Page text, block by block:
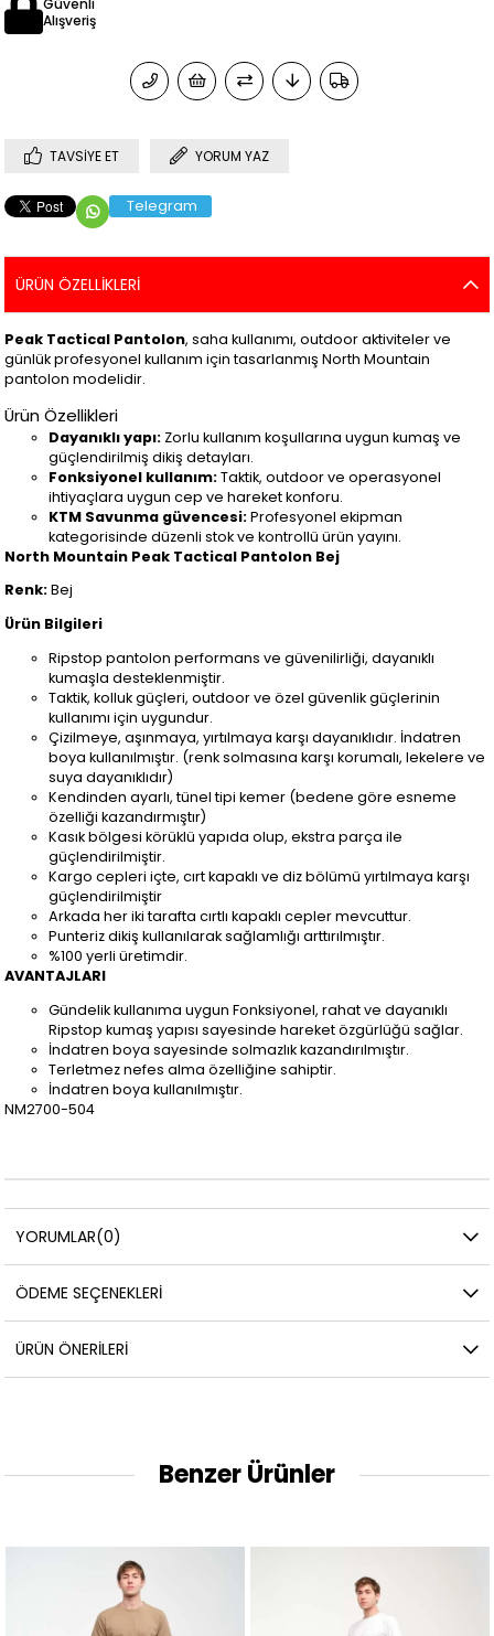
Alışveriş
TAVSIYE ET YORUM YAZ
Telegram
ÜRÜN ÖZELLIKLERI
Peak Tactical Pantolon, saha kullanımı, outdoor aktiviteler ve
günlük profesyonel kullanım için tasarlanmış North Mountain
pantolon modelidir.
Ürün Özellikleri
Dayanıklı yapı: Zorlu kullanım koşullarına uygun kumaş ve
güçlendirilmiş dikiş detayları.
Fonksiyonel kullanım:Taktik, outdoor ve operasyonel
ihtiyaçlara uygun cep ve hareket konforu.
KTM Savunma güvencesi:Profesyonel ekipman
kategorisinde düzenli stok ve kontrollü ürün yayını.
North Mountain Peak Tactical Pantolon Bej
Renk:Bej
Ürün Bilgileri
Ripstop pantolon performans ve güvenilirliği, dayanıklı
kumaşla desteklenmiştir.
Taktik, kolluk güçleri, outdoor ve özel güvenlik güçlerinin
kullanımı için uygundur.
Çizilmeye, aşınmaya, yırtılmaya karşı dayanıklıdır. İndatren
boya kullanılmıştır. (renk solmasına karşı korumalı, lekelere ve
suya dayanıklıdır)
Kendinden ayarlı, tünel tipi kemer (bedene göre esneme
özelliği kazandırmıştır)
Kasık bölgesi körüklü yapıda olup, ekstra parça ile
güçlendirilmiştir.
Kargo cepleri içte, cırt kapaklı ve diz bölümü yırtılmaya karşı
güçlendirilmiştir
Arkada her iki tarafta cırtlı kapaklı cepler mevcuttur.
Punteriz dikiş kullanılarak sağlamlığı arttırılmıştır.
%100 yerli üretimdir.
AVANTAJLARI
Gündelik kullanıma uygun Fonksiyonel, rahat ve dayanıklı
Ripstop kumaş yapısı sayesinde hareket özgürlüğü sağlar.
İndatren boya sayesinde solmazlık kazandırılmıştır.
Terletmez nefes alma özelliğine sahiptir.
İndatren boya kullanılmıştır.
NM2700-504
YORUMLAR(0)
ÖDEME SEÇENEKLERI
ÜRÜN ÖNERILERI
Benzer Ürünler